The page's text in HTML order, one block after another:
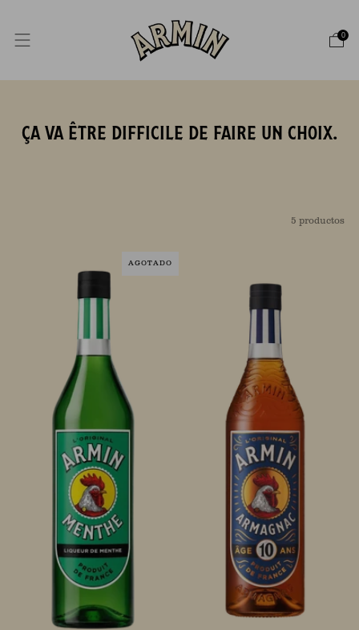
0
ÇA VA ÊTRE DIFFICILE DE FAIRE UN CHOIX.
5 productos
AGOTADO